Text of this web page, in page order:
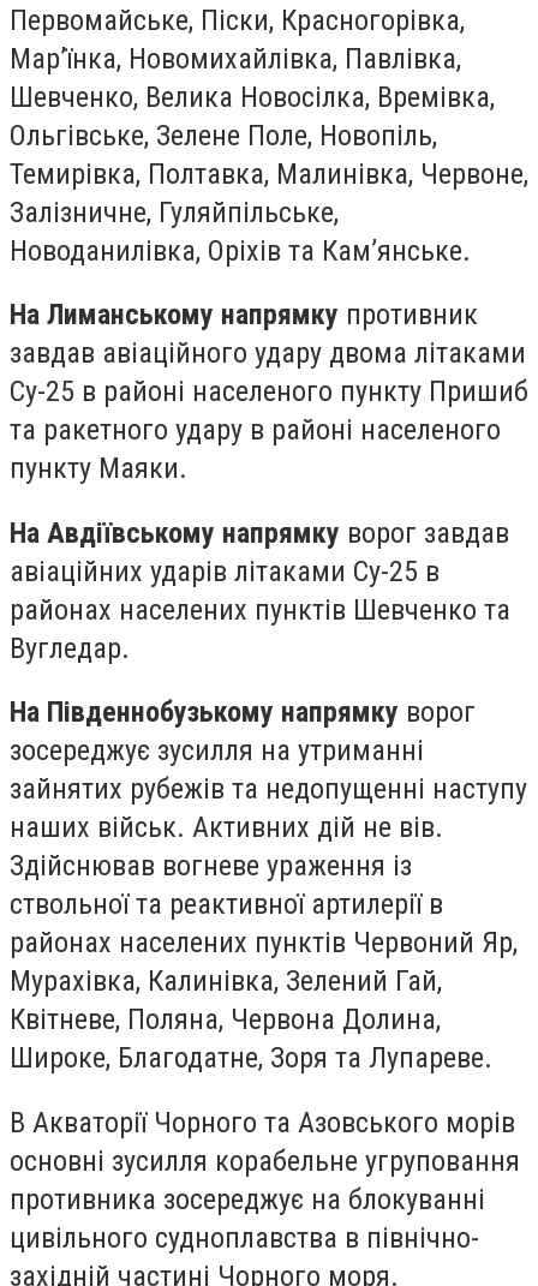
Первомайське, Піски, Красногорівка,
Марʼїнка, Новомихайлівка, Павлівка,
Шевченко, Велика Новосілка, Времівка,
Ольгівське, Зелене Поле, Новопіль,
Темирівка, Полтавка, Малинівка, Червоне,
Залізничне, Гуляйпільське,
Новоданилівка, Оріхів та Камʼянське.
На Лиманському напрямку противник
завдав авіаційного удару двома літаками
Су-25 в районі населеного пункту Пришиб
та ракетного удару в районі населеного
пункту Маяки.
На Авдіївському напрямку ворог завдав
авіаційних ударів літаками Су-25 в
районах населених пунктів Шевченко та
Вугледар.
На Південнобузькому напрямку ворог
зосереджує зусилля на утриманні
зайнятих рубежів та недопущенні наступу
наших військ. Активних дій не вів.
Здійснював вогневе ураження із
ствольної та реактивної артилерії в
районах населених пунктів Червоний Яр,
Мурахівка, Калинівка, Зелений Гай,
Квітневе, Поляна, Червона Долина,
Широке, Благодатне, Зоря та Лупареве.
В Акваторії Чорного та Азовського морів
основні зусилля корабельне угруповання
противника зосереджує на блокуванні
цивільного судноплавства в північно-
західній частині Чорного моря.